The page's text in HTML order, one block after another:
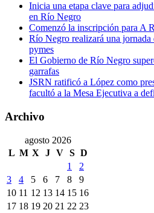
Inicia una etapa clave para
en Río Negro
Comenzó la inscripción para A
Río Negro realizará una jornada
pymes
El Gobierno de Río Negro
garrafas
JSRN ratificó a López como
facultó a la Mesa Ejecutiva a
Archivo
agosto 2026
L M X J V S D
1
2
3
4 5 6 7 8
9
10 11 12 13 14 15 16
17 18 19 20 21 22 23